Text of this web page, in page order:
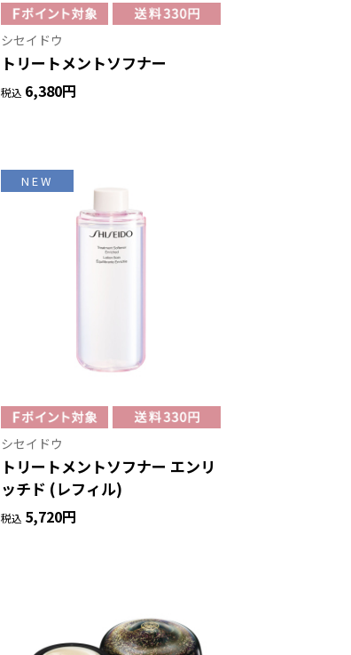
シセイドウ
トリートメントソフナー
税込 6,380円
NEW
シセイドウ
トリートメントソフナー エンリ
ッチド (レフィル)
税込 5,720円